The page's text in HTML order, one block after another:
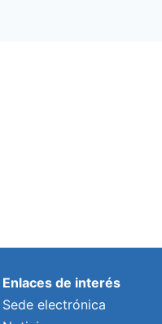
Enlaces de interés
Sede electrónica